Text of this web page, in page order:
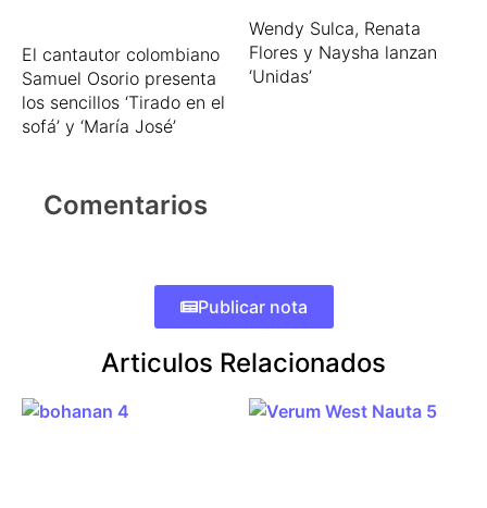
El cantautor colombiano
Samuel Osorio presenta
los sencillos ‘Tirado en el
sofá’ y ‘María José’
Wendy Sulca, Renata
Flores y Naysha lanzan
‘Unidas’
Comentarios
Publicar nota
Articulos Relacionados